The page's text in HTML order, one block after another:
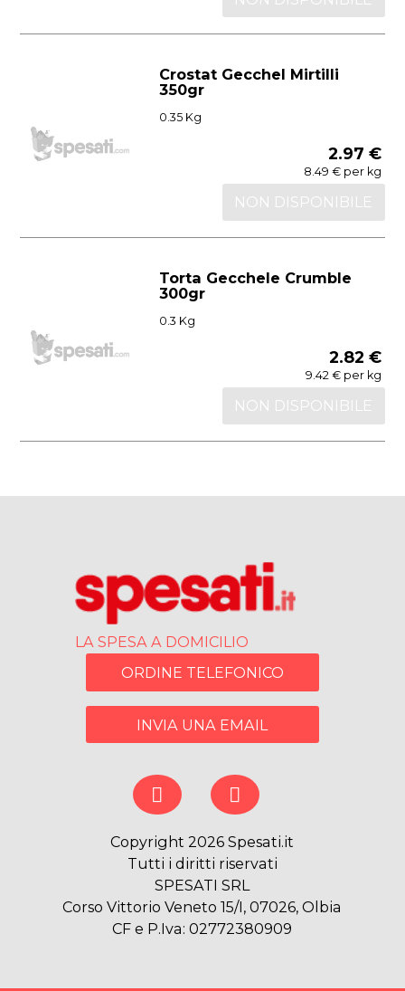
Crostat Gecchel Mirtilli
350gr
0.35 Kg
2.97 €
8.49 € per kg
NON DISPONIBILE
Torta Gecchele Crumble
300gr
0.3 Kg
2.82 €
9.42 € per kg
NON DISPONIBILE
LA SPESA A DOMICILIO
ORDINE TELEFONICO
INVIA UNA EMAIL
Copyright 2026 Spesati.it
Tutti i diritti riservati
SPESATI SRL
Corso Vittorio Veneto 15/I, 07026, Olbia
CF e P.Iva: 02772380909